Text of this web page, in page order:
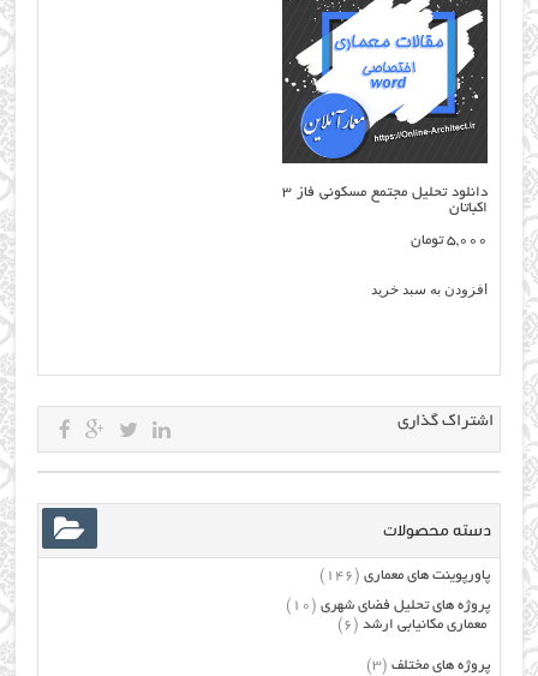
دانلود تحلیل مجتمع مسکونی فاز ۳
اکباتان
5,000 تومان
افزودن به سبد خرید
اشتراک گذاری
دسته محصولات
پاورپوینت های معماری (146)
پروژه های تحلیل فضای شهری (10)
معماری مکانیابی ارشد (6)
پروژه های مختلف (3)